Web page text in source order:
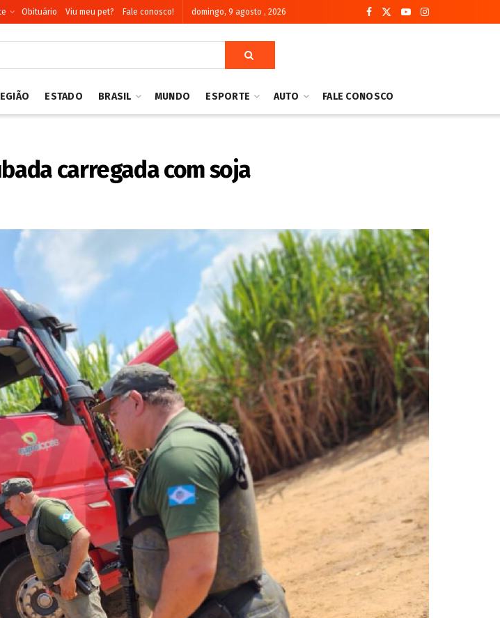
Obituário Viu meu pet? Fale conosco! domingo, 9 agosto , 2026
ESTADO BRASIL MUNDO ESPORTE AUTO FALE CONOSCO
carregada com soja